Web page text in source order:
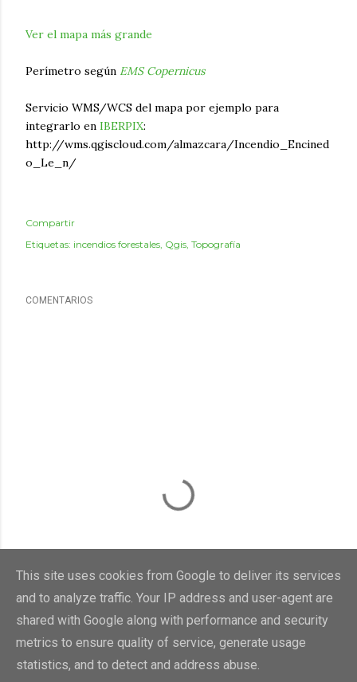
Ver el mapa más grande
Perímetro según EMS Copernicus
Servicio WMS/WCS del mapa por ejemplo para
integrarlo en IBERPIX:
http://wms.qgiscloud.com/almazcara/Incendio_Encined
o_Le_n/
Compartir
Etiquetas: incendios forestales Qgis Topografía
COMENTARIOS
This site uses cookies from Google to deliver its services
and to analyze traffic. Your IP address and user-agent are
shared with Google along with performance and security
metrics to ensure quality of service, generate usage
statistics, and to detect and address abuse.